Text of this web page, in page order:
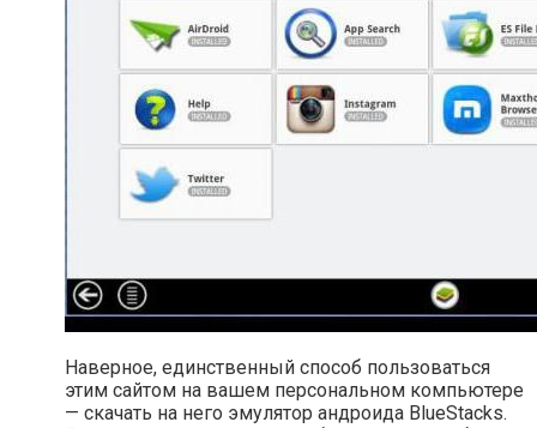
Наверное, единственный способ пользоваться
этим сайтом на вашем персональном компьютере
— скачать на него эмулятор андроида BlueStacks.